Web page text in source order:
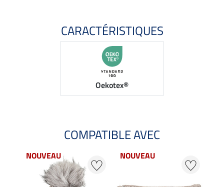
CARACTÉRISTIQUES
Oekotex®
COMPATIBLE AVEC
NOUVEAU NOUVEAU